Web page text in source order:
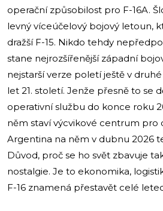
operační způsobilost pro F-16A.
levný víceúčelový bojový letoun,
dražší F-15. Nikdo tehdy
stane nejrozšířenější západní
nejstarší verze poletí ještě v
let 21. století. Jenže přesně to se
operativní službu do konce roku
něm staví výcvikové centrum pro
Argentina na něm v dubnu 2026
Důvod, proč se ho svět zbavuje
nostalgie. Je to ekonomika,
F-16 znamená přestavět celé